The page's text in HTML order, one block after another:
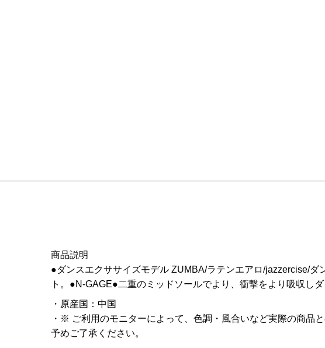
商品説明
●ダンスエクササイズモデル ZUMBA/ラテンエアロ/jazzercise/
ト。●N-GAGE●二重のミッドソールでより、衝撃をより吸収しダ
原産国 ： 中国
※ ご利用のモニターによって、色調・風合いなど実際の商品
予めご了承ください。